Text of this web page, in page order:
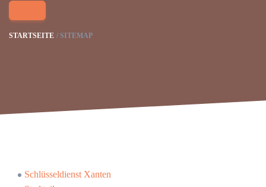
STARTSEITE SITEMAP
Schlüsseldienst Xanten